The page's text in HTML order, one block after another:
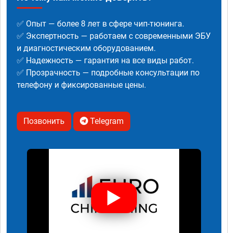
✅ Опыт — более 8 лет в сфере чип-тюнинга.
✅ Экспертность — работаем с современными ЭБУ
и диагностическим оборудованием.
✅ Надежность — гарантия на все виды работ.
✅ Прозрачность — подробные консультации по
телефону и фиксированные цены.
Позвонить Telegram